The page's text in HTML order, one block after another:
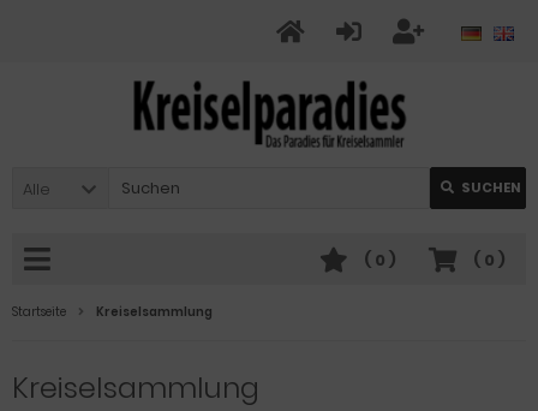
Alle SUCHEN
( 0 )
( 0 )
Startseite Kreiselsammlung
Kreiselsammlung